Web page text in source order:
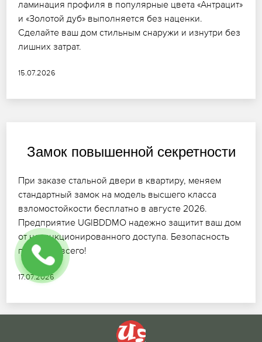
ламинация профиля в популярные цвета «Антрацит»
и «Золотой дуб» выполняется без наценки.
Сделайте ваш дом стильным снаружи и изнутри без
лишних затрат.
15.07.2026
Замок повышенной секретности
При заказе стальной двери в квартиру, меняем
стандартный замок на модель высшего класса
взломостойкости бесплатно в августе 2026.
Предприятие UGIBDDMO надежно защитит ваш дом
от несанкционированного доступа. Безопасность
превыше всего!
17.07.2026